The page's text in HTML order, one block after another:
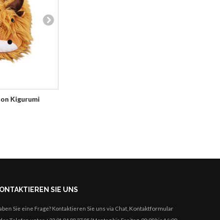
Kigurumi
SIE UNS
Sie eine Frage? Kontaktieren Sie uns via Chat, Kontaktformular